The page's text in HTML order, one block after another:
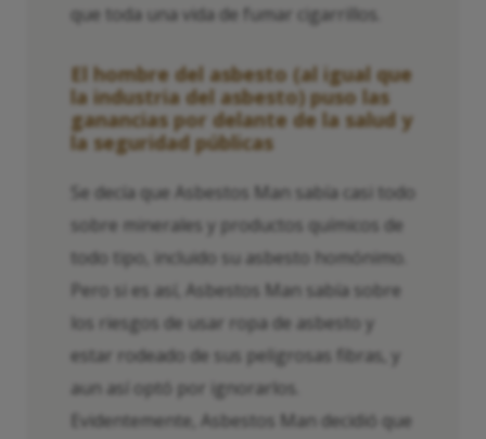
que toda una vida de fumar cigarrillos.
El hombre del asbesto (al igual que
la industria del asbesto) puso las
ganancias por delante de la salud y
la seguridad públicas
Se decía que Asbestos Man sabía casi todo
sobre minerales y productos químicos de
todo tipo, incluido su asbesto homónimo.
Pero si es así, Asbestos Man sabía sobre
los riesgos de usar ropa de asbesto y
estar rodeado de sus peligrosas fibras, y
aun así optó por ignorarlos.
Evidentemente, Asbestos Man decidió que